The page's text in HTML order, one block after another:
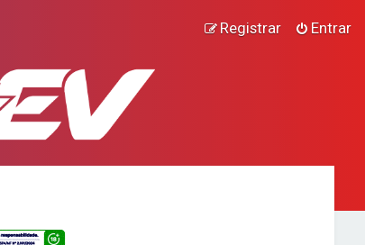
Entrar
Registrar